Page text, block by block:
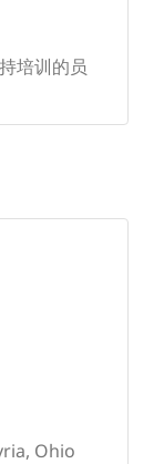
培训的员
Ohio